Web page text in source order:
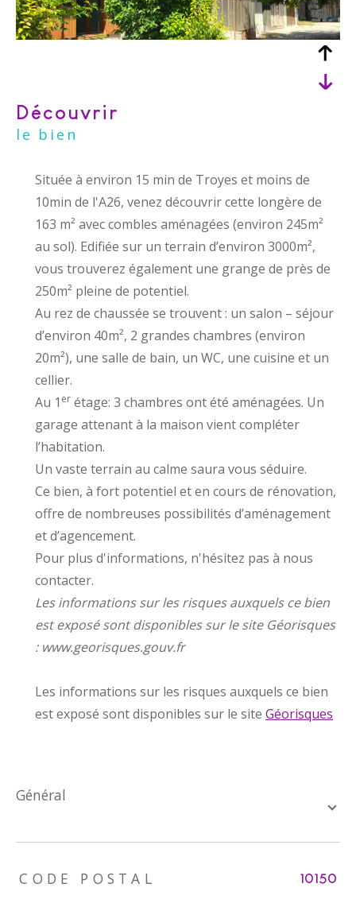
découvrir
le bien
Située à environ 15 min de Troyes et moins de
10min de l'A26, venez découvrir cette longère de
163 m² avec combles aménagées (environ 245m²
au sol). Edifiée sur un terrain d’environ 3000m²,
vous trouverez également une grange de près de
250m² pleine de potentiel.
Au rez de chaussée se trouvent : un salon – séjour
d’environ 40m², 2 grandes chambres (environ
20m²), une salle de bain, un WC, une cuisine et un
cellier.
Au 1 er étage: 3 chambres ont été aménagées. Un
garage attenant à la maison vient compléter
l’habitation.
Un vaste terrain au calme saura vous séduire.
Ce bien, à fort potentiel et en cours de rénovation,
offre de nombreuses possibilités d’aménagement
et d’agencement.
Pour plus d'informations, n'hésitez pas à nous
contacter.
Les informations sur les risques auxquels ce bien
est exposé sont disponibles sur le site Géorisques
: www.georisques.gouv.fr
Les informations sur les risques auxquels ce bien
est exposé sont disponibles sur le site Géorisques
général
TRAD_ZEPHYR_Caracteristique TRAD_ZEPHYR_Valeurs
CODE POSTAL 10150